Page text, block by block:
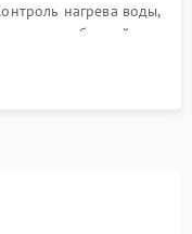
нагрева воды,
вибраций,
под корпусом.